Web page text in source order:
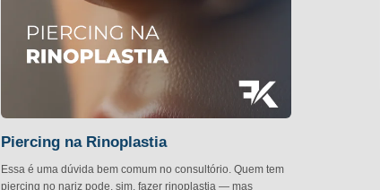
Piercing na Rinoplastia
Essa é uma dúvida bem comum no consultório. Quem tem
piercing no nariz pode, sim, fazer rinoplastia — mas